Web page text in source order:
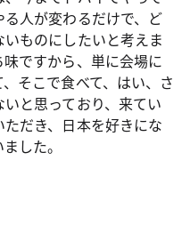
人が変わるだけで、ど
ものにしたいと考えま
ですから、単に会場に
そこで食べて、はい、さ
と思っており、来てい
だき、日本を好きにな
した。